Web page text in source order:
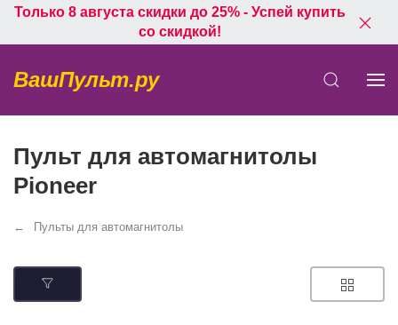
Только 8 августа скидки до 25% - Успей купить
со скидкой!
ВашПульт.ру
Пульт для автомагнитолы
Pioneer
Пульты для автомагнитолы